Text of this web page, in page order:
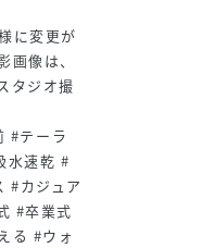
に変更が
像は、
タジオ撮
#テーラ
水速乾 #
#カジュア
#卒業式
る #ウォ